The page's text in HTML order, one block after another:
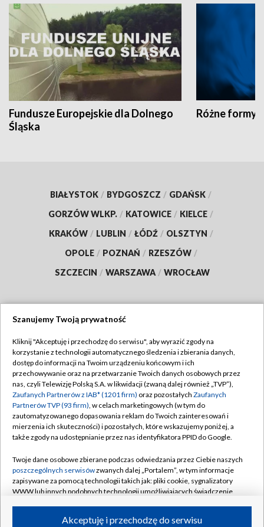
Fundusze Europejskie dla Dolnego
Śląska
Różne formy
BIAŁYSTOK / BYDGOSZCZ / GDAŃSK /
GORZÓW WLKP. / KATOWICE / KIELCE /
KRAKÓW / LUBLIN / ŁÓDŹ / OLSZTYN /
OPOLE / POZNAŃ / RZESZÓW /
SZCZECIN / WARSZAWA / WROCŁAW
TVP
Abonament TVP
Emisja w TVP
Centrum informacji TVP
Naziemna Telewizja Cyfrowa
Rada Programowa
System NOS
Informacje o nadawcy
Regulamin TVP
Polityka prywatności
Moje zgody
Pomoc
Kontakt
Kanały
Szanujemy Twoją prywatność
Kliknij "Akceptuję i przechodzę do serwisu", aby wyrazić zgody na
korzystanie z technologii automatycznego śledzenia i zbierania danych,
dostęp do informacji na Twoim urządzeniu końcowym i ich
przechowywanie oraz na przetwarzanie Twoich danych osobowych przez
nas, czyli Telewizję Polską S.A. w likwidacji (zwaną dalej również „TVP”),
Zaufanych Partnerów z IAB* (1201 firm) oraz pozostałych Zaufanych
Partnerów TVP (93 firm), w celach marketingowych (w tym do
zautomatyzowanego dopasowania reklam do Twoich zainteresowań i
mierzenia ich skuteczności) i pozostałych, które wskazujemy poniżej, a
także zgody na udostępnianie przez nas identyfikatora PPID do Google.
Twoje dane osobowe zbierane podczas odwiedzania przez Ciebie naszych
poszczególnych serwisówzwanych dalej „Portalem”, w tym informacje
zapisywane za pomocą technologii takich jak: pliki cookie, sygnalizatory
WWW lub innych podobnych technologii umożliwiających świadczenie
ruchu w Internecie.Akceptuję i przechodzę do serwisu